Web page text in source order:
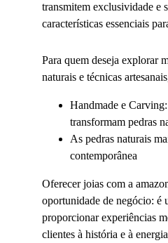
transmitem exclusividade e
características essenciais
Para quem deseja explorar
naturais e técnicas
Handmade e
transformam pedras
As pedras naturais
contemporânea
Oferecer joias com a
oportunidade de negócio: é
proporcionar experiências
clientes à história e à